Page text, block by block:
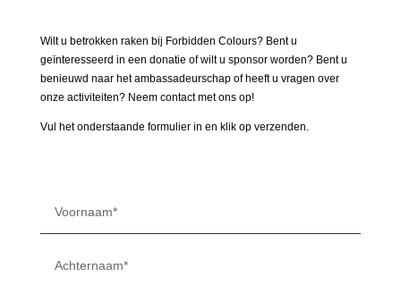
Wilt u betrokken raken bij Forbidden Colours? Bent u
geïnteresseerd in een donatie of wilt u sponsor worden? Bent u
benieuwd naar het ambassadeurschap of heeft u vragen over
onze activiteiten? Neem contact met ons op!
Vul het onderstaande formulier in en klik op verzenden.